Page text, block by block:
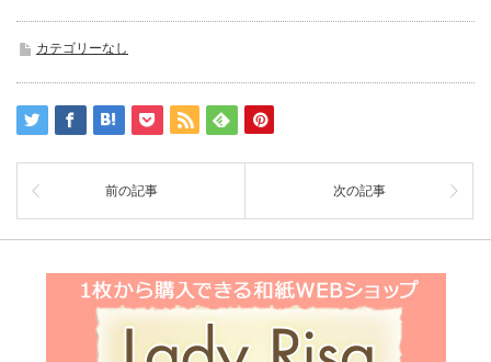
カテゴリーなし
前の記事 次の記事